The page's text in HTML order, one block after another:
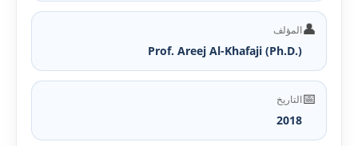
👤المؤلف
Prof. Areej Al-Khafaji (Ph.D.)
📅التاريخ
2018